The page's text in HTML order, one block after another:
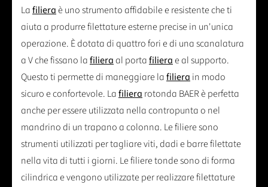
Lafilieraè uno strumento affidabile e resistente che ti
aiuta a produrre filettature esterne precise in un'unica
operazione. È dotata di quattro fori e di una scanalatura
a V che fissano lafilieraal portafilierae al supporto.
Questo ti permette di maneggiare lafiliera in modo
sicuro e confortevole. Lafiliera rotonda BAER è perfetta
anche per essere utilizzata nella contropunta o nel
mandrino di un trapano a colonna. Le filiere sono
strumenti utilizzati per tagliare viti, dadi e barre filettate
nella vita di tutti i giorni. Le filiere tonde sono di forma
cilindrica e vengono utilizzate per realizzare filettature